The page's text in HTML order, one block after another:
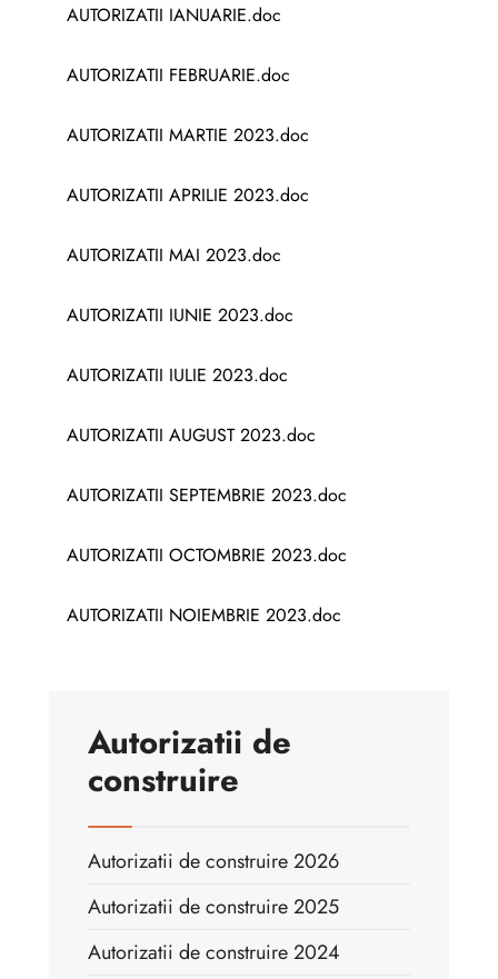
AUTORIZATII IANUARIE.doc
AUTORIZATII FEBRUARIE.doc
AUTORIZATII MARTIE 2023.doc
AUTORIZATII APRILIE 2023.doc
AUTORIZATII MAI 2023.doc
AUTORIZATII IUNIE 2023.doc
AUTORIZATII IULIE 2023.doc
AUTORIZATII AUGUST 2023.doc
AUTORIZATII SEPTEMBRIE 2023.doc
AUTORIZATII OCTOMBRIE 2023.doc
AUTORIZATII NOIEMBRIE 2023.doc
Autorizatii de
construire
Autorizatii de construire 2026
Autorizatii de construire 2025
Autorizatii de construire 2024